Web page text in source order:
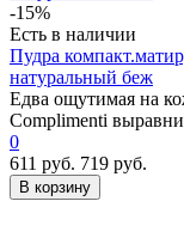
-15%
Есть в наличии
Пудра
натуральный беж
Едва ощутимая на
Complimenti
0
611 руб. 719 руб.
В корзину